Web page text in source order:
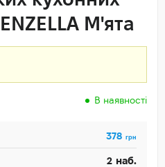
М'ята
В наявності
378 грн
2 наб.